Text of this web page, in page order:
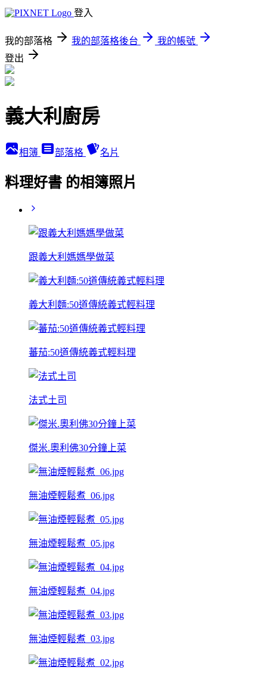
登入
我的部落格 我的部落格後台
我的帳號
登出
義大利廚房
相簿 部落格 名片
料理好書 的相簿照片
跟義大利媽媽學做菜
義大利麵:50道傳統義式輕料理
蕃茄:50道傳統義式輕料理
法式土司
傑米.奧利佛30分鐘上菜
無油煙輕鬆煮_06.jpg
無油煙輕鬆煮_05.jpg
無油煙輕鬆煮_04.jpg
無油煙輕鬆煮_03.jpg